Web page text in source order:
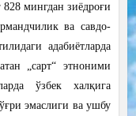
мингдан зиёдроғи
ва савдо-
адабиётларда
„сарт“ этноними
ўзбек халқига
эмаслиги ва ушбу